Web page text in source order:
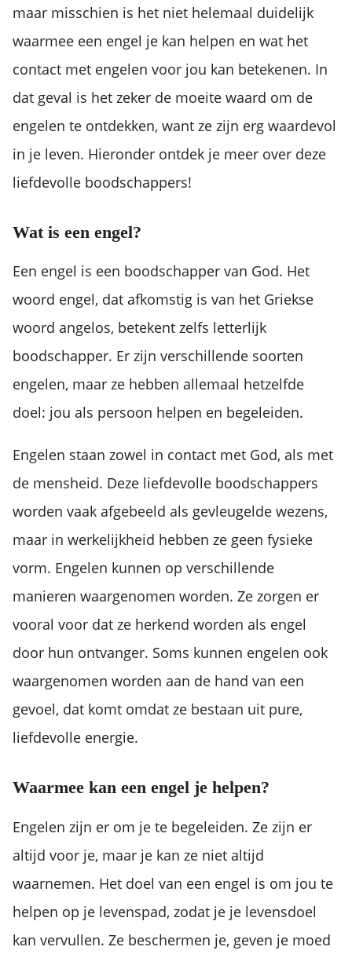
maar misschien is het niet helemaal duidelijk
waarmee een engel je kan helpen en wat het
contact met engelen voor jou kan betekenen. In
dat geval is het zeker de moeite waard om de
engelen te ontdekken, want ze zijn erg waardevol
in je leven. Hieronder ontdek je meer over deze
liefdevolle boodschappers!
Wat is een engel?
Een engel is een boodschapper van God. Het
woord engel, dat afkomstig is van het Griekse
woord angelos, betekent zelfs letterlijk
boodschapper. Er zijn verschillende soorten
engelen, maar ze hebben allemaal hetzelfde
doel: jou als persoon helpen en begeleiden.
Engelen staan zowel in contact met God, als met
de mensheid. Deze liefdevolle boodschappers
worden vaak afgebeeld als gevleugelde wezens,
maar in werkelijkheid hebben ze geen fysieke
vorm. Engelen kunnen op verschillende
manieren waargenomen worden. Ze zorgen er
vooral voor dat ze herkend worden als engel
door hun ontvanger. Soms kunnen engelen ook
waargenomen worden aan de hand van een
gevoel, dat komt omdat ze bestaan uit pure,
liefdevolle energie.
Waarmee kan een engel je helpen?
Engelen zijn er om je te begeleiden. Ze zijn er
altijd voor je, maar je kan ze niet altijd
waarnemen. Het doel van een engel is om jou te
helpen op je levenspad, zodat je je levensdoel
kan vervullen. Ze beschermen je, geven je moed